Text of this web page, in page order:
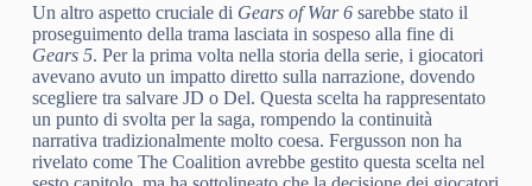
Un altro aspetto cruciale di Gears of War 6sarebbe stato il
proseguimento della trama lasciata in sospeso alla fine di
Gears 5. Per la prima volta nella storia della serie, i giocatori
avevano avuto un impatto diretto sulla narrazione, dovendo
scegliere tra salvare JD o Del. Questa scelta ha rappresentato
un punto di svolta per la saga, rompendo la continuità
narrativa tradizionalmente molto coesa. Fergusson non ha
rivelato come The Coalition avrebbe gestito questa scelta nel